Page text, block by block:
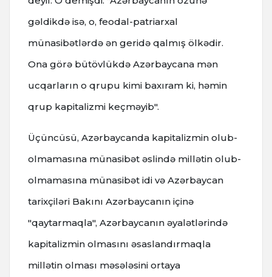
gəldikdə isə, o, feodal-patriarxal
münasibətlərdə ən geridə qalmış ölkədir.
Ona görə bütövlükdə Azərbaycana mən
ucqarların o qrupu kimi baxıram ki, həmin
qrup kapitalizmi keçməyib".
Üçüncüsü, Azərbaycanda kapitalizmin olub-
olmamasına münasibət əslində millətin olub-
olmamasına münasibət idi və Azərbaycan
tarixçiləri Bakını Azərbaycanın içinə
"qaytarmaqla", Azərbaycanın əyalətlərində
kapitalizmin olmasını əsaslandırmaqla
millətin olması məsələsini ortaya